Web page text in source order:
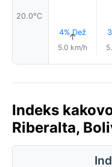
20.0°C
4% Dež
↑
5.0 km/h
Indeks
Riberalta,